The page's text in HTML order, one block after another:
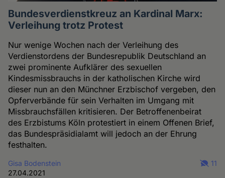
Bundesverdienstkreuz an Kardinal Marx:
Verleihung trotz Protest
Nur wenige Wochen nach der Verleihung des
Verdienstordens der Bundesrepublik Deutschland an
zwei prominente Aufklärer des sexuellen
Kindesmissbrauchs in der katholischen Kirche wird
dieser nun an den Münchner Erzbischof vergeben, den
Opferverbände für sein Verhalten im Umgang mit
Missbrauchsfällen kritisieren. Der Betroffenenbeirat
des Erzbistums Köln protestiert in einem Offenen Brief,
das Bundespräsidialamt will jedoch an der Ehrung
festhalten.
Gisa Bodenstein
27.04.2021
11